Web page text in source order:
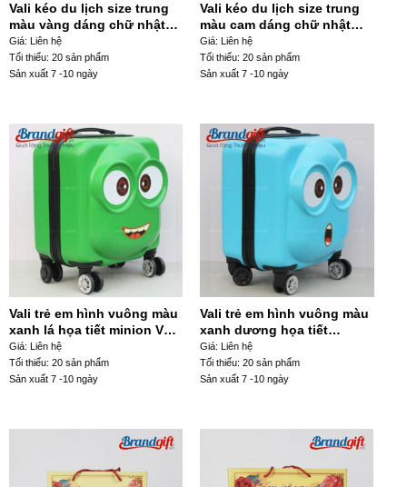
Vali kéo du lịch size trung
màu vàng dáng chữ nhật
VL-27
Giá: Liên hệ
Tối thiểu: 20 sản phẩm
Sản xuất 7 -10 ngày
Vali kéo du lịch size trung
màu cam dáng chữ nhật
VL-24
Giá: Liên hệ
Tối thiểu: 20 sản phẩm
Sản xuất 7 -10 ngày
Vali trẻ em hình vuông màu
xanh lá họa tiết minion VL-
01
Giá: Liên hệ
Tối thiểu: 20 sản phẩm
Sản xuất 7 -10 ngày
Vali trẻ em hình vuông màu
xanh dương họa tiết
minion VL-02
Giá: Liên hệ
Tối thiểu: 20 sản phẩm
Sản xuất 7 -10 ngày